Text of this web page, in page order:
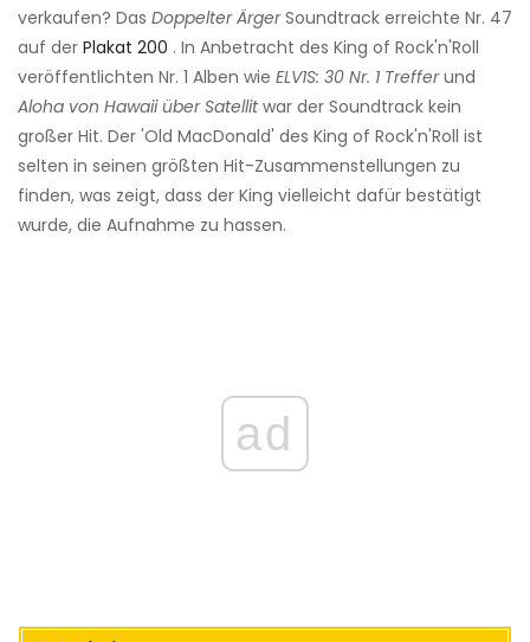
verkaufen? Das Doppelter ÄrgerSoundtrack erreichte Nr. 47
auf der Plakat 200 . In Anbetracht des King of Rock'n'Roll
veröffentlichten Nr. 1 Alben wie ELV1S: 30 Nr. 1 Trefferund
Aloha von Hawaii über Satellitwar der Soundtrack kein
großer Hit. Der 'Old MacDonald' des King of Rock'n'Roll ist
selten in seinen größten Hit-Zusammenstellungen zu
finden, was zeigt, dass der King vielleicht dafür bestätigt
wurde, die Aufnahme zu hassen.
ad